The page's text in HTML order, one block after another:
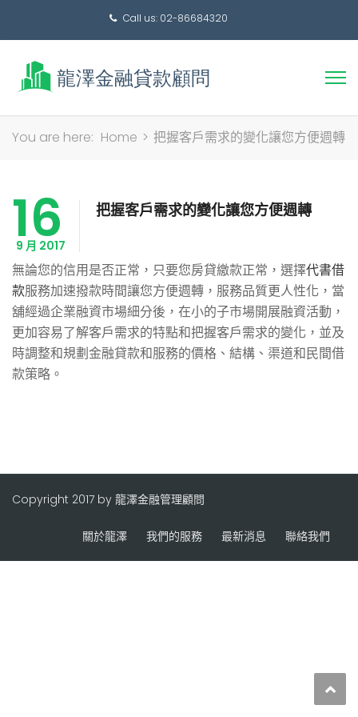
Call us: 02-86684320
搜
字:
You are here: Home > 把握客戶需求的變化讓您方便週轉
16
9 月 2017
把握客戶需求的變化讓您方便週轉
無論您的信用是否正常，只要您房貸繳款正常，選擇代書借
款服務加速撥款時間讓您方便週轉，服務品質更人性化，當
舖經過企業融資市場細分後，在小的子市場開展融資活動，
更加容易了解客戶需求的特點和把握客戶需求的變化，並及
時調整和規劃金融貸款和服務的價格、結構、渠道和民間借
款策略。
Copyright 2017 by 龍澤金融管理顧問
關於龍澤 我們的服務 最新消息 聯絡我們